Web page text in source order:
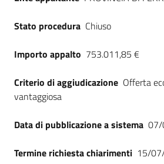
su
Stato procedura Chiuso
Importo appalto 753.011,85 €
Criterio di aggiudicazione Offerta
vantaggiosa
Data di pubblicazione a sistema 07/
Termine richiesta chiarimenti 15/